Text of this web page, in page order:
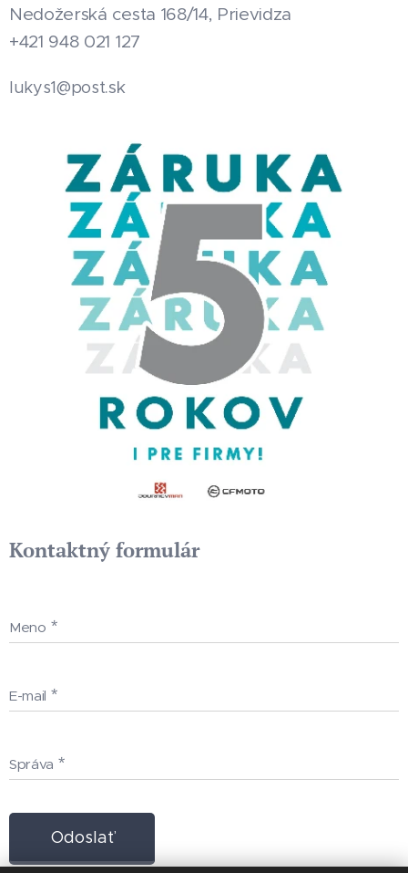
Nedožerská cesta 168/14, Prievidza
+421 948 021 127
lukys1@post.sk
Kontaktný formulár
Meno
E-mail
Správa
Odoslať